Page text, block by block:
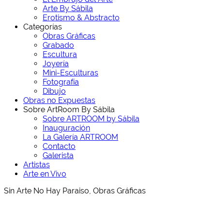
Arte By Sábila
Erotismo & Abstracto
Categorías
Obras Gráficas
Grabado
Escultura
Joyería
Mini-Esculturas
Fotografía
Dibujo
Obras no Expuestas
Sobre ArtRoom By Sábila
Sobre ARTROOM by Sábila
Inauguración
La Galería ARTROOM
Contacto
Galerista
Artistas
Arte en Vivo
Sin Arte No Hay Paraiso, Obras Gráficas